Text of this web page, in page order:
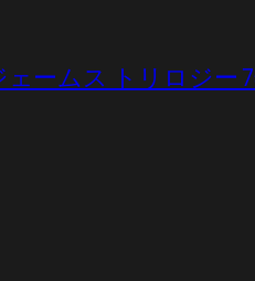
ームス トリロジー 7